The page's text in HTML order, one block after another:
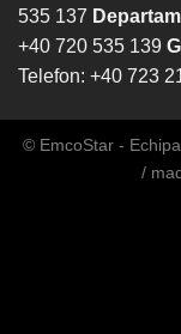
535 137
+40 720 535 139
Telefon: +40 723
© EmcoStar -
/